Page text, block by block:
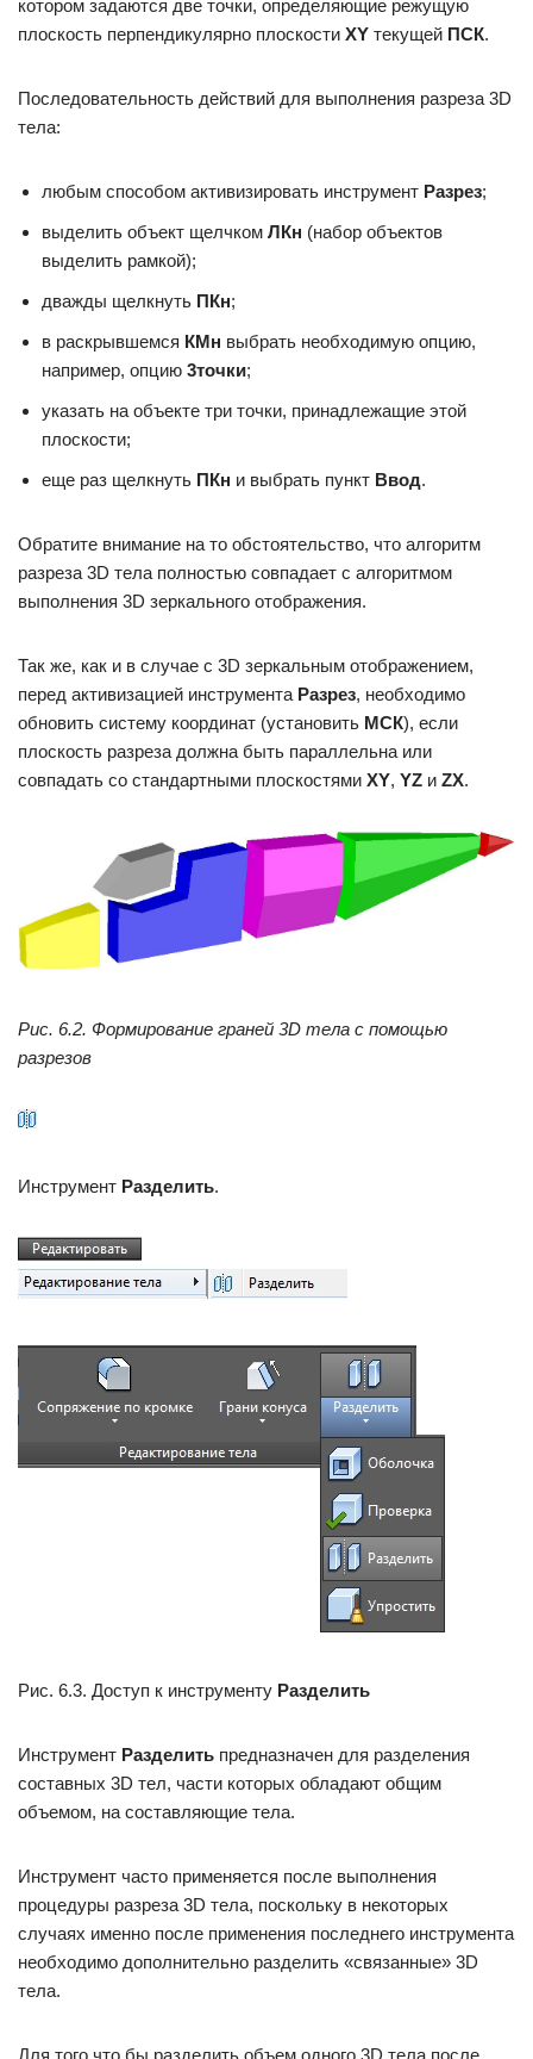
котором задаются две точки, определяющие режущую
плоскость перпендикулярно плоскости XY текущей ПСК.
Последовательность действий для выполнения разреза 3D
тела:
любым способом активизировать инструмент Разрез;
выделить объект щелчком ЛКн (набор объектов
выделить рамкой);
дважды щелкнуть ПКн;
в раскрывшемся КМн выбрать необходимую опцию,
например, опцию 3точки;
указать на объекте три точки, принадлежащие этой
плоскости;
еще раз щелкнуть ПКн и выбрать пункт Ввод.
Обратите внимание на то обстоятельство, что алгоритм
разреза 3D тела полностью совпадает с алгоритмом
выполнения 3D зеркального отображения.
Так же, как и в случае с 3D зеркальным отображением,
перед активизацией инструмента Разрез, необходимо
обновить систему координат (установить МСК), если
плоскость разреза должна быть параллельна или
совпадать со стандартными плоскостями XY, YZ и ZX.
Рис. 6.2. Формирование граней 3D тела с помощью
разрезов
Инструмент Разделить.
Рис. 6.3. Доступ к инструменту Разделить
Инструмент Разделить предназначен для разделения
составных 3D тел, части которых обладают общим
объемом, на составляющие тела.
Инструмент часто применяется после выполнения
процедуры разреза 3D тела, поскольку в некоторых
случаях именно после применения последнего инструмента
необходимо дополнительно разделить «связанные» 3D
тела.
Для того что бы разделить объем одного 3D тела после